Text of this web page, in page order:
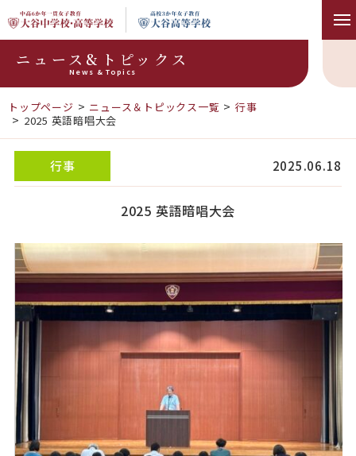
ニュース&トピックス
News & Topics
トップページ ニュース＆トピックス一覧
行事
2025 英語暗唱大会
行事 2025.06.18
2025 英語暗唱大会